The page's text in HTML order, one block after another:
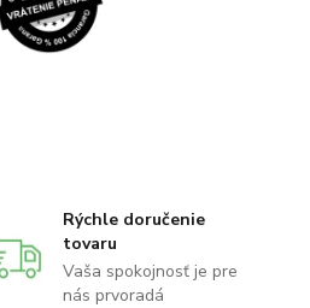
Rýchle doručenie
tovaru
Vaša spokojnosť je pre
nás prvoradá